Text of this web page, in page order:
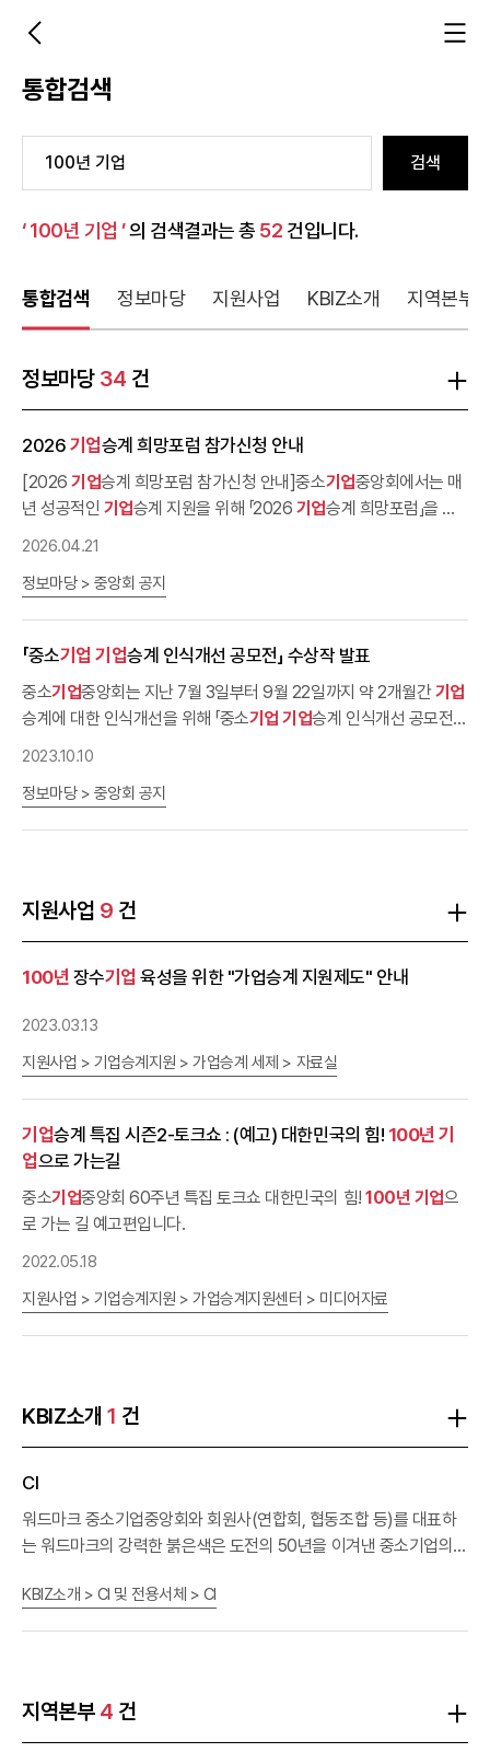
통합검색
검색
‘ 100년 기업 ’의 검색결과는 총 52 건입니다.
통합검색 정보마당 지원사업 KBIZ소개 지역본부
정보마당 34 건
2026 기업승계 희망포럼 참가신청 안내
[2026기업승계 희망포럼 참가신청 안내]중소기업중앙회에서는 매
년 성공적인 기업승계 지원을 위해 「2026 기업승계 희망포럼」​을 개
심 부탁드립니다.ㅇ 주요내용: 강연, 환영만찬, 우수 승계
http://kbiz.kr/mZ
2026.04.21
정보마당 > 중앙회 공지
「중소기업 기업승계 인식개선 공모전」 수상작 발표
중소기업중앙회는 지난 7월 3일부터 9월 22일까지 약 2개월간기업
승계에 대한 인식개선을 위해 「중소기업 기업승계 인식개선 공모전」
사를 진행하였습니다. 선정된 수상작은 다음과 같습니다. 응모해주신
https://www.kbiz.or.kr/ko/contents/bbs/list.do?mnSeq=1382
뒷번호)최우수상중소기업 기업승계 인식개선황*연(3129)우수상믿
계배*미(3023)입선대한민국은 지금부터 시작입니다.(feat.
계)문*리(2612)입선중소기업승계 인식 숏폼최*성(6734)※ 영상은
(6844)최우수상100년기업으로 가는 힘!김*숙(3576)최우수상더
큰 지붕을 올려갑니다. 더 큰 무게를 감당합니다.황*민(5074)우수상
기업승계 젠가정*준(3143)우수상대한민국 국가경제기업승계로 발
전의 퍼즐을 맞추다이*(6594)우수상
그냥 자리가 아닙니다. 30%의 '
박*곤(1794)입선중소기업 기업승계,기업의 가치를 잇다!이*
(1601)○ 슬로건 부문구분작품명수상자(휴대폰 뒷번호)대상
미래를 잇다 성장의 가치를 빚다최*열(7006)최우수상
의 가치
를 잇다, 대한민국을 업(業)그레이드하다유*훈(0404)최우수상기
업의 가치를 잇다, 미래의 희망을 빚다최*성(9979)우수상
책임을 더하高, 가치를 전하多송*용(2127)우수상(가나다) 가치있는
선택, 나아가는
기업, 다함께 성장문*원(6436)우수상 기업승계 제대
로, 중소
기업 대대로, 대한민국 미래로이*연(1109)입선원활한기업
승계, 대한민국의 업(業)그레이드유*호(0083)입선conti'new' 새로
운 미래를 위한 이어짐.정*석(5546)입선
고용을 이어가다권*화(8579)입선가치를 잇는기업, 책임이 있는 승
2023.10.10
정보마당 > 중앙회 공지
지원사업 9 건
100년 장수기업 육성을 위한 "가업승계 지원제도" 안내
2023.03.13
지원사업 > 기업승계지원 > 가업승계 세제 > 자료실
기업승계 특집 시즌2-토크쇼 : (예고) 대한민국의 힘! 100년 기
업으로 가는길
중소기업중앙회 60주년 특집 토크쇼 대한민국의 힘!100년 기업으
로 가는 길 예고편입니다.
2022.05.18
지원사업 > 기업승계지원 > 가업승계지원센터 > 미디어자료
KBIZ소개 1 건
CI
워드마크 중소기업중앙회와 회원사(연합회, 협동조합 등)를 대표하
는 워드마크의 강력한 붉은색은 도전의 50년을 이겨낸 중소기업의
중소기업의 밝은 미래를 의미합니다. K와 BIZ 사이의 숨겨진 화살표
(KBIZ한마음체 Medium)로 개발되었습니다. 로고타입은 KBIZ와
KBIZ소개 > CI 및 전용서체 > CI
지역본부 4 건